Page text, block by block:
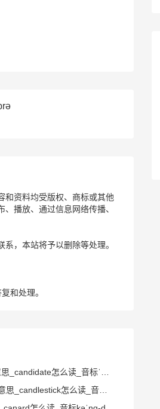
和资料均受版权、商标或其他
播放、通过信息网络传播、
，本站将予以删除等处理。
和处理。
candlestick是什么意思_candlestick怎么读_音标ˈkændlstɪk